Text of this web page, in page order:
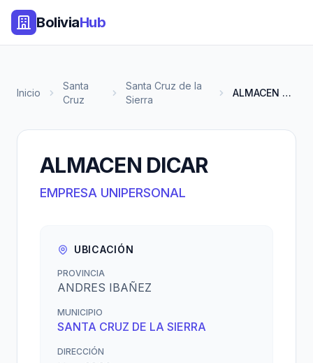
BoliviaHub
Inicio
Santa
Cruz
Santa Cruz de la
Sierra
ALMACEN DICAR
ALMACEN DICAR
EMPRESA UNIPERSONAL
UBICACIÓN
PROVINCIA
ANDRES IBAÑEZ
MUNICIPIO
SANTA CRUZ DE LA SIERRA
DIRECCIÓN